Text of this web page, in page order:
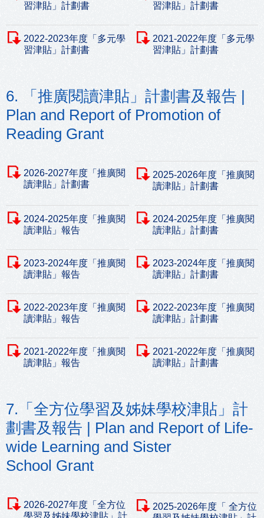
習津貼」計劃書
習津貼」計劃書
2022-2023年度「多元學
習津貼」計劃書
2021-2022年度「多元學
習津貼」計劃書
6. 「推廣閱讀津貼」計劃書及報告 |
Plan and Report of Promotion of
Reading Grant
2026-2027年度「推廣閱
讀津貼」計劃書
2025-2026年度「推廣閱
讀津貼」計劃書
2024-2025年度「推廣閱
讀津貼」報告
2024-2025年度「推廣閱
讀津貼」計劃書
2023-2024年度「推廣閱
讀津貼」報告
2023-2024年度「推廣閱
讀津貼」計劃書
2022-2023年度「推廣閱
讀津貼」報告
2022-2023年度「推廣閱
讀津貼」計劃書
2021-2022年度「推廣閱
讀津貼」報告
2021-2022年度「推廣閱
讀津貼」計劃書
7.「全方位學習及姊妹學校津貼」計
劃書及報告 | Plan and Report of Life-
wide Learning and Sister
School Grant
2026-2027年度「全方位
學習及姊妹學校津貼」計
2025-2026年度「 全方位